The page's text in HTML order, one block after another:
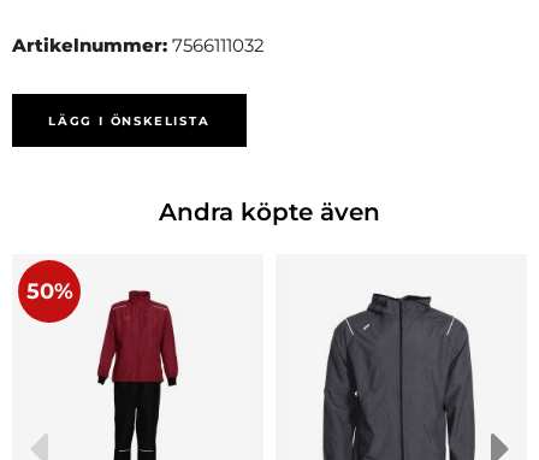
Artikelnummer: 7566111032
LÄGG I ÖNSKELISTA
Andra köpte även
50%